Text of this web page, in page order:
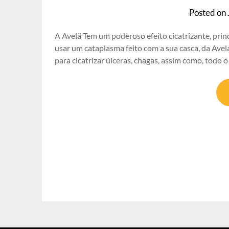
Posted on
A Avelã Tem um poderoso efeito cicatrizante,
usar um cataplasma feito com a sua casca, da
para cicatrizar úlceras, chagas, assim como, todo